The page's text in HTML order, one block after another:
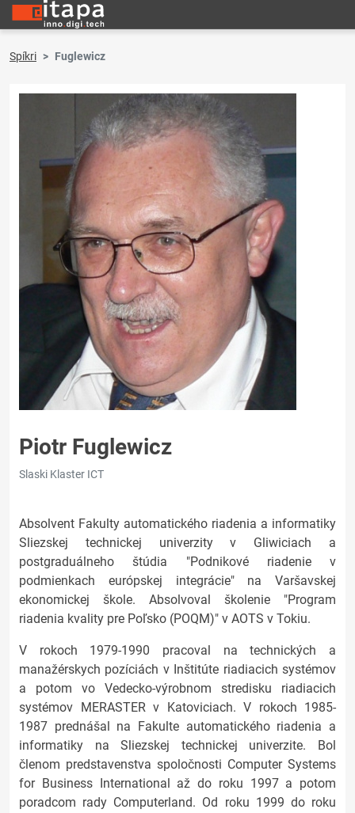
Spíkri Fuglewicz
Piotr Fuglewicz
Slaski Klaster ICT
Absolvent Fakulty automatického riadenia a informatiky
Sliezskej technickej univerzity v Gliwiciach a
postgraduálneho štúdia "Podnikové riadenie v
podmienkach európskej integrácie" na Varšavskej
ekonomickej škole. Absolvoval školenie "Program
riadenia kvality pre Poľsko (POQM)" v AOTS v Tokiu.
V rokoch 1979-1990 pracoval na technických a
manažérskych pozíciách v Inštitúte riadiacich systémov
a potom vo Vedecko-výrobnom stredisku riadiacich
systémov MERASTER v Katoviciach. V rokoch 1985-
1987 prednášal na Fakulte automatického riadenia a
informatiky na Sliezskej technickej univerzite. Bol
členom predstavenstva spoločnosti Computer Systems
for Business International až do roku 1997 a potom
poradcom rady Computerland. Od roku 1999 do roku